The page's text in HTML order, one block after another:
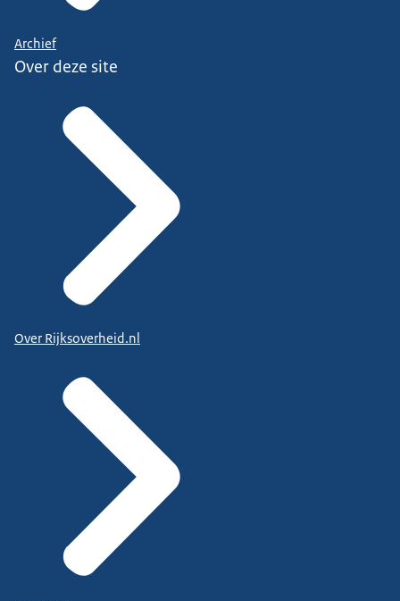
Archief
Over deze site
Over Rijksoverheid.nl